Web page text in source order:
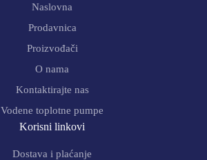
Naslovna
Prodavnica
Proizvođači
O nama
Kontaktirajte nas
Vodene toplotne pumpe
Korisni linkovi
Dostava i plaćanje